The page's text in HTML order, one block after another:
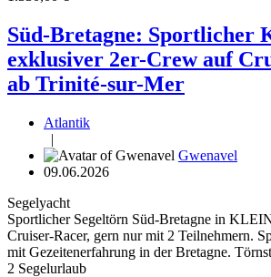
Süd-Bretagne: Sportlicher
exklusiver 2er-Crew auf
ab Trinité-sur-Mer
Atlantik
|
Gwenavel
09.06.2026
Segelyacht
Sportlicher Segeltörn Süd-Bretagne in
Cruiser-Racer, gern nur mit 2 Teilnehmern.
mit Gezeitenerfahrung in der Bretagne.
2 Segelurlaub